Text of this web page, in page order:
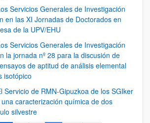
Servicios Generales de Investigación
en las XI Jornadas de Doctorados en
de la UPV/EHU
Servicios Generales de Investigación
la jornada nº 28 para la discusión de
de aptitud de análisis elemental
isotópico
Servicio de RMN-Gipuzkoa de los SGIker
caracterización química de dos
silvestre